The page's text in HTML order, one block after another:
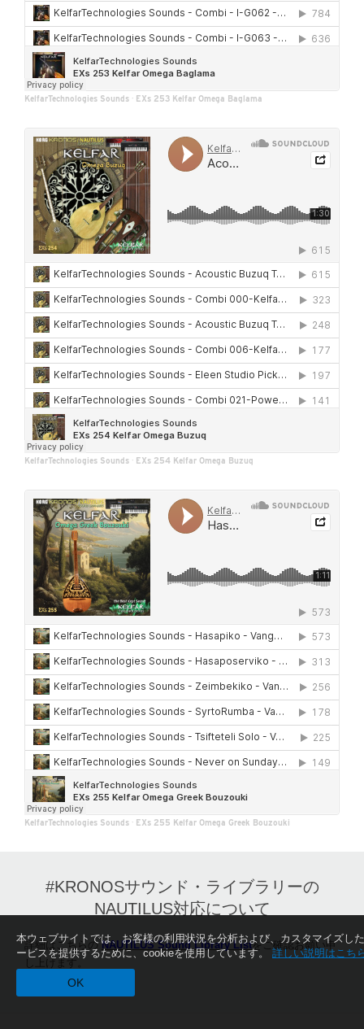
KelfarTechnologies Sounds · EXs 253 Kelfar Omega Baglama
KelfarTechnologies Sounds · EXs 254 Kelfar Omega Buzuq
KelfarTechnologies Sounds · EXs 255 Kelfar Omega Greek Bouzouki
#KRONOSサウンド・ライブラリーの
NAUTILUS対応について
詳細はこちらの NAUTILUS Sound Library Listをご確認お願い申
し上げます。
本ウェブサイトでは、お客様の利用状況を分析および、カスタマイズし
ービスを提供するために、cookieを使用しています。詳しい説明はこち
OK